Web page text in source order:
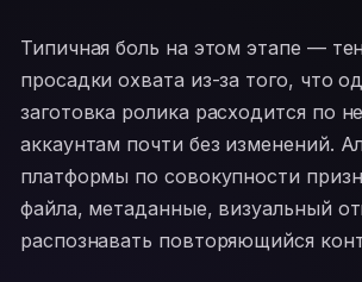
Типичная боль на этом этапе —
просадки охвата из-за того, что
заготовка ролика расходится по
аккаунтам почти без изменений.
платформы по совокупности
файла, метаданные, визуальный
распознавать повторяющийся